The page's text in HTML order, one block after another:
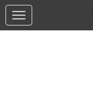
Toggle
navigation